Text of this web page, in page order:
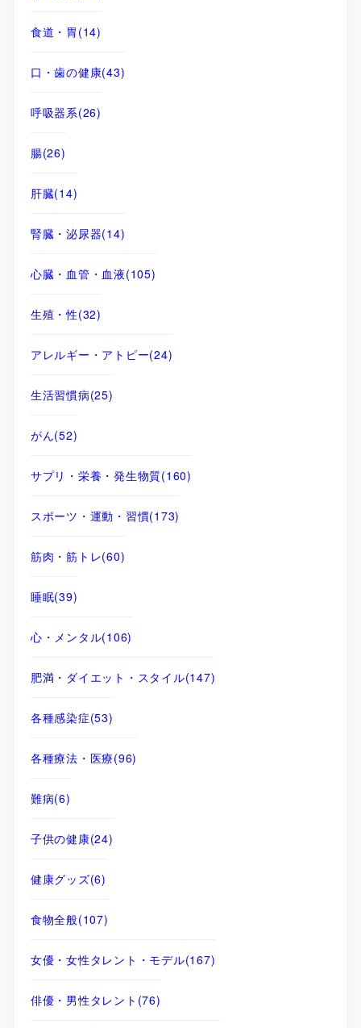
食道・胃 (14)
口・歯の健康(43)
呼吸器系(26)
腸(26)
肝臓(14)
腎臓・泌尿器(14)
心臓・血管・血液(105)
生殖・性(32)
アレルギー・アトピー(24)
生活習慣病(25)
がん(52)
サプリ・栄養・発生物質(160)
スポーツ・運動・習慣(173)
筋肉・筋トレ(60)
睡眠(39)
心・メンタル(106)
肥満・ダイエット・スタイル(147)
各種感染症(53)
各種療法・医療(96)
難病(6)
子供の健康(24)
健康グッズ(6)
食物全般(107)
女優・女性タレント・モデル(167)
俳優・男性タレント (76)